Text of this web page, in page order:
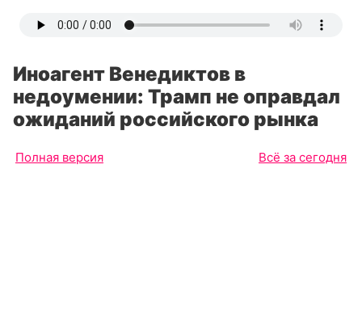
Иноагент Венедиктов в
недоумении: Трамп не оправдал
ожиданий российского рынка
Полная версия Всё за сегодня